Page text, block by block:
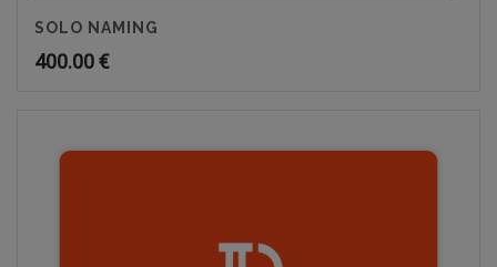
SOLO NAMING
400.00€